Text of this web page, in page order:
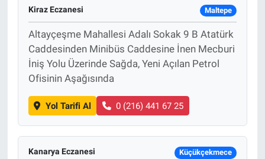
Kiraz Eczanesi Maltepe
Altayçeşme Mahallesi Adalı Sokak 9 B Atatürk
Caddesinden Minibüs Caddesine İnen Mecburi
İniş Yolu Üzerinde Sağda, Yeni Açılan Petrol
Ofisinin Aşağısında
Yol Tarifi Al 0 (216) 441 67 25
Kanarya Eczanesi Küçükçekmece